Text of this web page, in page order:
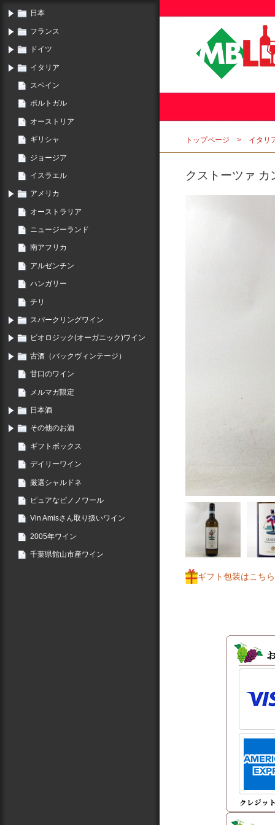
日本
フランス
ドイツ
イタリア
スペイン
ポルトガル
オーストリア
ギリシャ
ジョージア
イスラエル
アメリカ
オーストラリア
ニュージーランド
南アフリカ
アルゼンチン
ハンガリー
チリ
スパークリングワイン
ビオロジック(オーガニック)ワイン
古酒（バックヴィンテージ）
甘口のワイン
メルマガ限定
日本酒
その他のお酒
ギフトボックス
デイリーワイン
厳選シャルドネ
ピュアなピノノワール
Vin Amisさん取り扱いワイン
2005年ワイン
千葉県館山市産ワイン
トップページ イタリ
クストーツァ
ギフト包装はこち